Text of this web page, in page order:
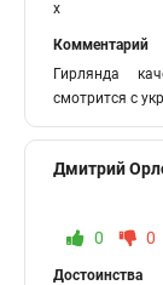
x
Комментарий
Гирлянда
смотрится с
Дмитрий
0 0
Достоинства